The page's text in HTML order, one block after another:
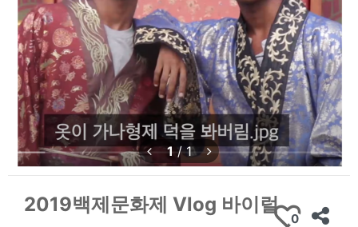
1/1
2019백제문화제 Vlog 바이럴
0